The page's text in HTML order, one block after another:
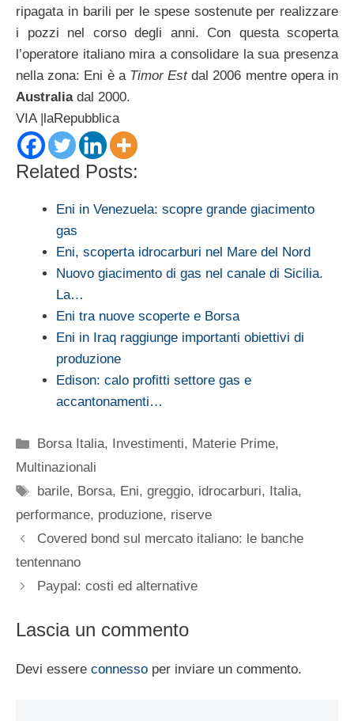
ripagata in barili per le spese sostenute per realizzare
i pozzi nel corso degli anni. Con questa scoperta
l’operatore italiano mira a consolidare la sua presenza
nella zona: Eni è a Timor Estdal 2006 mentre opera in
Australiadal 2000.
VIA |laRepubblica
Related Posts:
Eni in Venezuela: scopre grande giacimento
gas
Eni, scoperta idrocarburi nel Mare del Nord
Nuovo giacimento di gas nel canale di Sicilia.
La…
Eni tra nuove scoperte e Borsa
Eni in Iraq raggiunge importanti obiettivi di
produzione
Edison: calo profitti settore gas e
accantonamenti…
Categorie
Borsa Italia, Investimenti, Materie Prime,
Multinazionali
Tag
barile, Borsa, Eni,greggio, idrocarburi, Italia,
performance, produzione, riserve
Covered bond sul mercato italiano: le banche
tentennano
Paypal: costi ed alternative
Lascia un commento
Devi essere connesso per inviare un commento.